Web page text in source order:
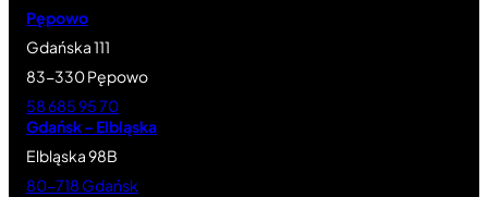
Pępowo
Gdańska 111
83-330 Pępowo
58 685 95 70
Gdańsk – Elbląska
Elbląska 98B
80-718 Gdańsk